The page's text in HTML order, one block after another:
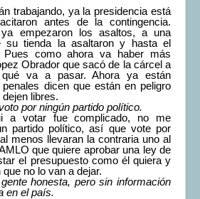
trabajando, ya la presidencia está
antes de la contingencia.
empezaron los asaltos, a una
su tienda la asaltaron y hasta el
Pues como ahora va haber más
Obrador que sacó de la cárcel a
va a pasar. Ahora ya están
dicen que están en peligro
libres.
por ningún partido político.
a votar fue complicado, no me
partido político, así que vote por
menos llevaran la contraria uno al
que quiere aprobar una ley de
el presupuesto como él quiera y
no lo van a dejar.
honesta, pero sin información
en el país.